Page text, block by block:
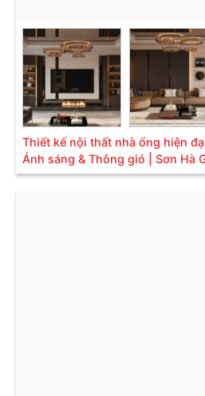
Thiết kế nội thất nhà ống hiện
Ánh sáng & Thông gió | Sơn Hà